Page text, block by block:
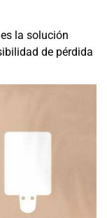
la solución
de pérdida